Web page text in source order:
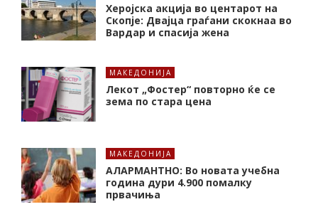
Херојска акција во центарот на
Скопје: Двајца граѓани скокнаа во
Вардар и спасија жена
МАКЕДОНИЈА
Лекот „Фостер“ повторно ќе се
зема по стара цена
МАКЕДОНИЈА
АЛАРМАНТНО: Во новата учебна
година дури 4.900 помалку
првачиња